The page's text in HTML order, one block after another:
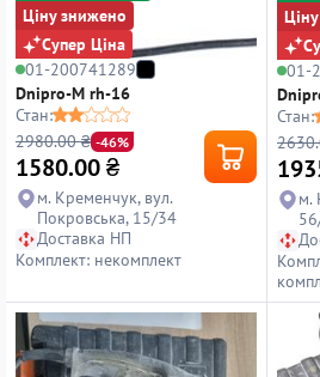
Ціну знижено
Супер Ціна
01-200741289
Dnipro-M rh-16
Стан:
2980.00 ₴ -46%
1580.00₴
м. Кременчук, вул.
Покровська, 15/34
Доставка НП
Комплект: некомплект
01-
Стан:
м.